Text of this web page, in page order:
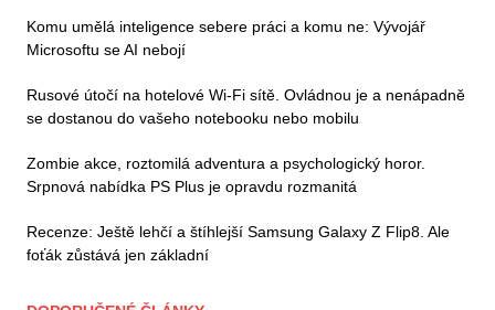
Komu umělá inteligence sebere práci a komu ne: Vývojář
Microsoftu se AI nebojí
Rusové útočí na hotelové Wi-Fi sítě. Ovládnou je a nenápadně
se dostanou do vašeho notebooku nebo mobilu
Zombie akce, roztomilá adventura a psychologický horor.
Srpnová nabídka PS Plus je opravdu rozmanitá
Recenze: Ještě lehčí a štíhlejší Samsung Galaxy Z Flip8. Ale
foťák zůstává jen základní